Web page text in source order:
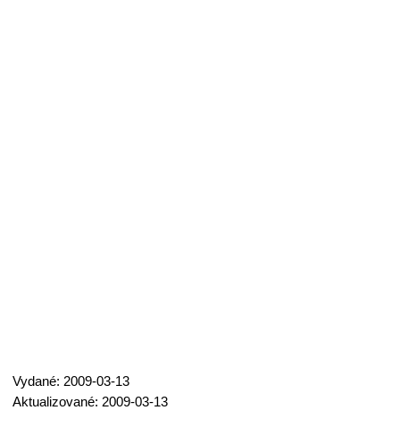
Vydané: 2009-03-13
Aktualizované: 2009-03-13